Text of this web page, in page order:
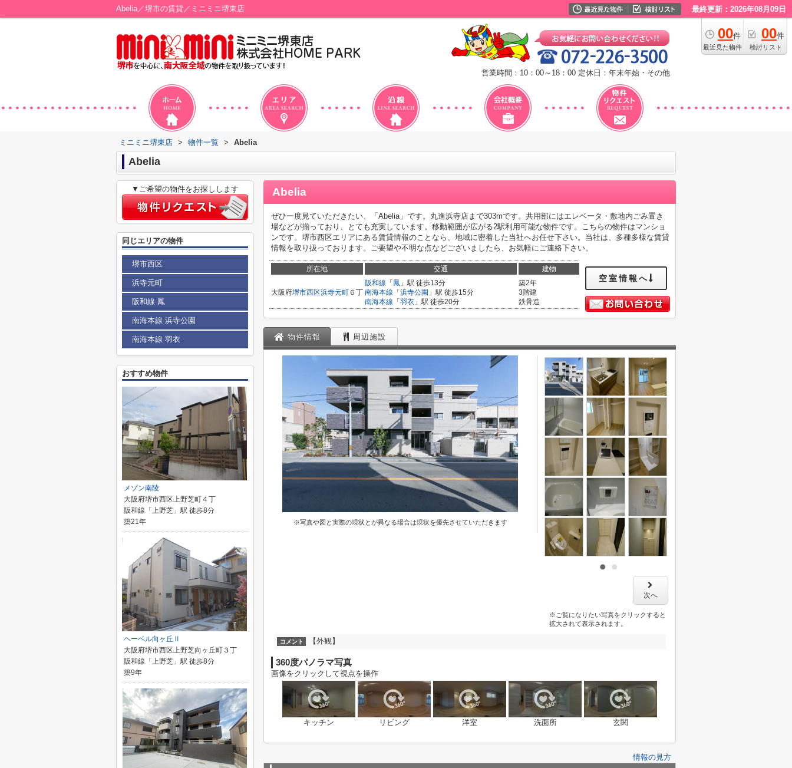
Abelia／堺市の賃貸／ミニミニ堺東店 最終更新：2026年08月09日
00件
最近見た物件
00件
検討リスト
営業時間：10：00～18：00 定休日：年末年始・その他
ミニミニ堺東店 > 物件一覧 > Abelia
Abelia
Abelia
ぜひ一度見ていただきたい、「Abelia」です。丸進浜寺店まで303mです。共用部にはエレベータ・敷地内ごみ置き
場などが揃っており、とても充実しています。移動範囲が広がる2駅利用可能な物件です。こちらの物件はマンショ
ンです。堺市西区エリアにある賃貸情報のことなら、地域に密着した当社へお任せ下さい。当社は、多種多様な賃貸
情報を取り扱っております。ご要望や不明な点などございましたら、お気軽にご連絡下さい。
所在地 交通 建物
大阪府堺市西区浜寺元町 ６丁
阪和線 「 鳳 」駅 徒歩13分
南海本線 「 浜寺公園 」駅 徒歩15分
南海本線 「 羽衣 」駅 徒歩20分
築2年
3階建
鉄骨造
空室情報へ
物件情報 周辺施設
※写真や図と実際の現状とが異なる場合は現状を優先させていただきます
次へ
※ご覧になりたい写真をクリックすると
拡大されて表示されます。
コメント 【外観】
360度パノラマ写真
画像をクリックして視点を操作
キッチン リビング 洋室 洗面所 玄関
情報の見方
▼ご希望の物件をお探しします
同じエリアの物件
堺市西区
浜寺元町
阪和線 鳳
南海本線 浜寺公園
南海本線 羽衣
おすすめ物件
メゾン南陵
大阪府堺市西区上野芝町４丁
阪和線「上野芝」駅 徒歩8分
築21年
ヘーベル向ヶ丘Ⅱ
大阪府堺市西区上野芝向ヶ丘町３丁
阪和線「上野芝」駅 徒歩8分
築9年